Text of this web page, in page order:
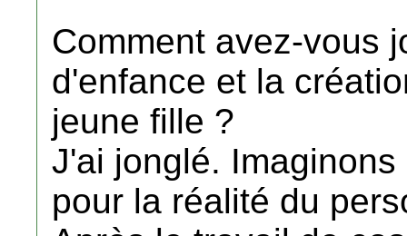
Comment avez-vous
d'enfance et la
jeune fille ?
J'ai jonglé.
pour la réalité du